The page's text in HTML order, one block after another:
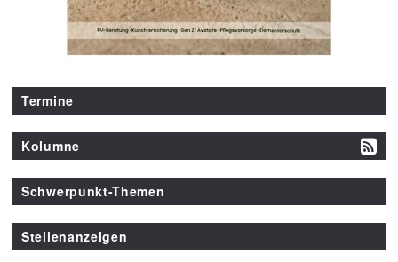
Termine
Kolumne
Schwerpunkt-Themen
Stellenanzeigen